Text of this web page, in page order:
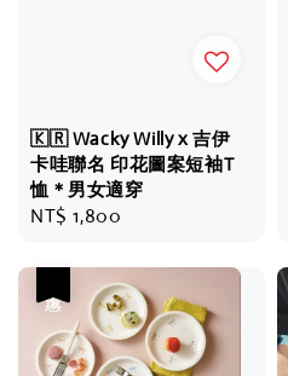
🇰🇷 Wacky Willy x 吉伊
卡哇聯名 印花圖案短袖T
恤＊男女適穿
Regular
NT$ 1,800